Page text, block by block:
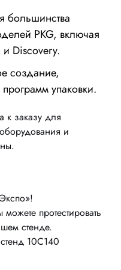
большинства
PKG, включая
Discovery.
создание,
упаковки.
к заказу для
и
протестировать
стенде.
10С140